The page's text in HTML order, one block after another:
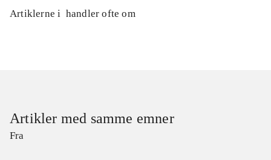
Artiklerne i handler ofte om
Artikler med samme emner
Fra